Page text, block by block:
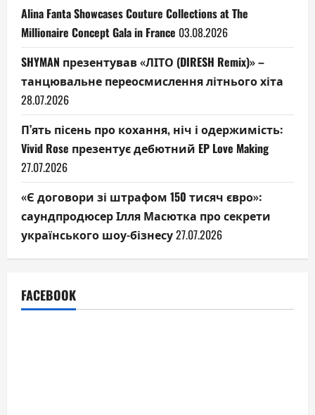
Alina Fanta Showcases Couture Collections at The
Millionaire Concept Gala in France 03.08.2026
SHYMAN презентував «ЛІТО (DIRESH Remix)» –
танцювальне переосмислення літнього хіта
28.07.2026
П’ять пісень про кохання, ніч і одержимість:
Vivid Rose презентує дебютний EP Love Making
27.07.2026
«Є договори зі штрафом 150 тисяч євро»:
саундпродюсер Ілля Масютка про секрети
українського шоу-бізнесу27.07.2026
FACEBOOK